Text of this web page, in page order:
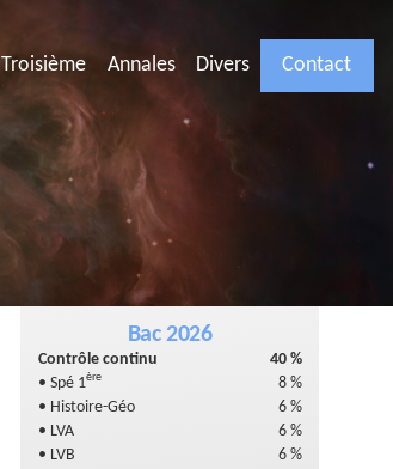
Troisième Annales Divers Contact
Bac 2026
Contrôle continu
40 %
• Spé 1ère
8 %
• Histoire-Géo
6 %
• LVA
6 %
• LVB
6 %